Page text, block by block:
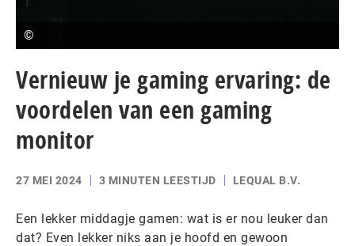
©
Vernieuw je gaming ervaring: de
voordelen van een gaming
monitor
27 MEI 2024 3 MINUTEN LEESTIJD LEQUAL B.V.
Een lekker middagje gamen: wat is er nou leuker dan
dat? Even lekker niks aan je hoofd en gewoon